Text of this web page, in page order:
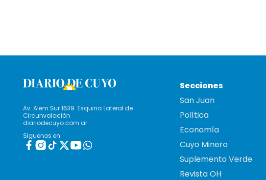
Av. Alem Sur 1639. Esquina Lateral de
Circunvalación
diariodecuyo.com.ar
Siguenos en:
Secciones
San Juan
Política
Economía
Cuyo Minero
Suplemento Verde
Revista OH